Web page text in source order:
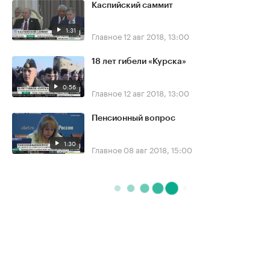
1:31
Каспийский саммит
Главное12 авг 2018, 13:00
0:56
18 лет гибели «Курска»
Главное12 авг 2018, 13:00
1:30
Пенсионный вопрос
Главное 08 авг 2018, 15:00